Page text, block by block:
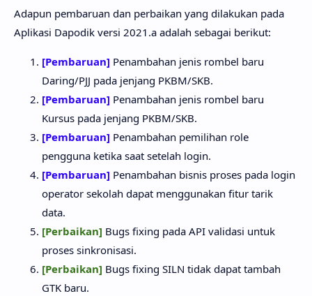
Adapun pembaruan dan perbaikan yang dilakukan pada
Aplikasi Dapodik versi 2021.a adalah sebagai berikut:
[Pembaruan] Penambahan jenis rombel baru
Daring/PJJ pada jenjang PKBM/SKB.
[Pembaruan] Penambahan jenis rombel baru
Kursus pada jenjang PKBM/SKB.
[Pembaruan] Penambahan pemilihan role
pengguna ketika saat setelah login.
[Pembaruan] Penambahan bisnis proses pada login
operator sekolah dapat menggunakan fitur tarik
data.
[Perbaikan] Bugs fixing pada API validasi untuk
proses sinkronisasi.
[Perbaikan] Bugs fixing SILN tidak dapat tambah
GTK baru.